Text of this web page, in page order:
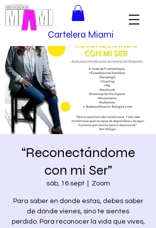
Cartelera Miami
“Reconectándome
con mi Ser”
sáb, 16 sept
  |
Zoom
Para saber en donde estas, debes saber
de dónde vienes, sino te sientes
perdido. Para reconocer la vida que vives,